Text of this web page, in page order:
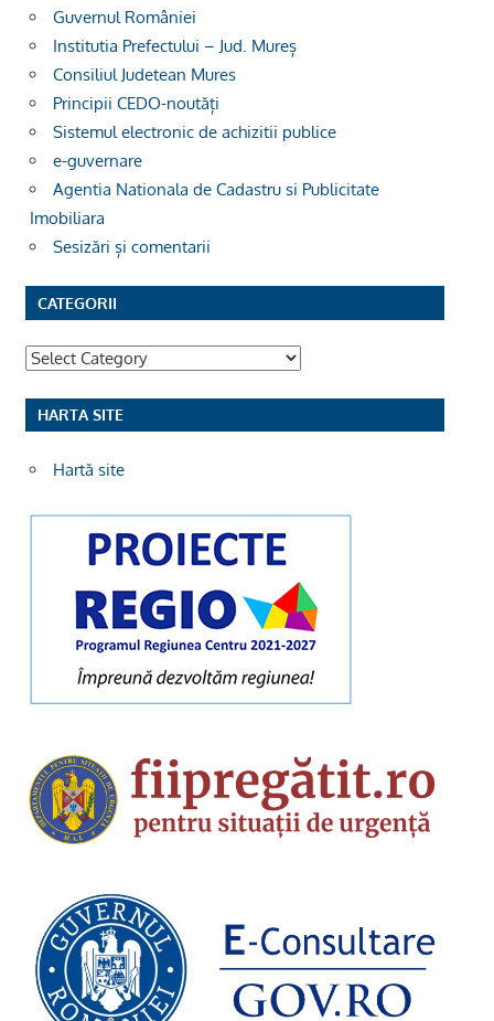
Guvernul României
Institutia Prefectului – Jud. Mureș
Consiliul Judetean Mures
Principii CEDO-noutăți
Sistemul electronic de achizitii publice
e-guvernare
Agentia Nationala de Cadastru si Publicitate
Imobiliara
Sesizări și comentarii
CATEGORII
Categorii
HARTA SITE
Hartă site